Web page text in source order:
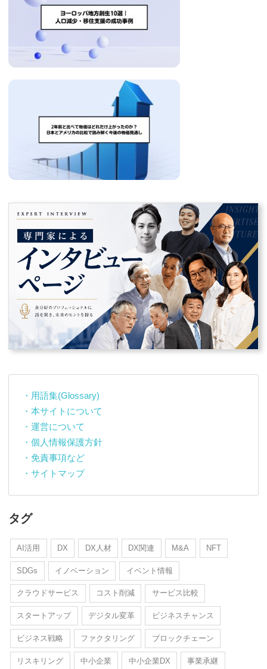
・用語集(Glossary)
・本サイトについて
・運営について
・個人情報保護方針
・免責事項など
・サイトマップ
タグ
AI活用 DX DX人材 DX関連 M&A NFT
SDGs イノベーション イベント情報
クラウドサービス コスト削減 サービス比較
スタートアップ デジタル変革 ビジネスチャンス
ビジネス戦略 ファクタリング ブロックチェーン
リスキリング 中小企業 中小企業DX 事業承継